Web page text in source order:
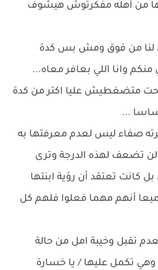
من أهله مفكرتوش هيشوف
لنا من فوق ومش بس كدة
منكم وانا اللي بعافر معاه...
متضغطيش عليا اكتر من كدة
...
صفاء ليس لعدم معرفتها به
لن تضعف لهذه الدرجة وترى
كانت تعتقد أن رؤية ابنتها
أنهم مهما فعلوا فلهم كل
تقبل وخيبة امل من حالة
وهي تكمل عليها / يا خسارة